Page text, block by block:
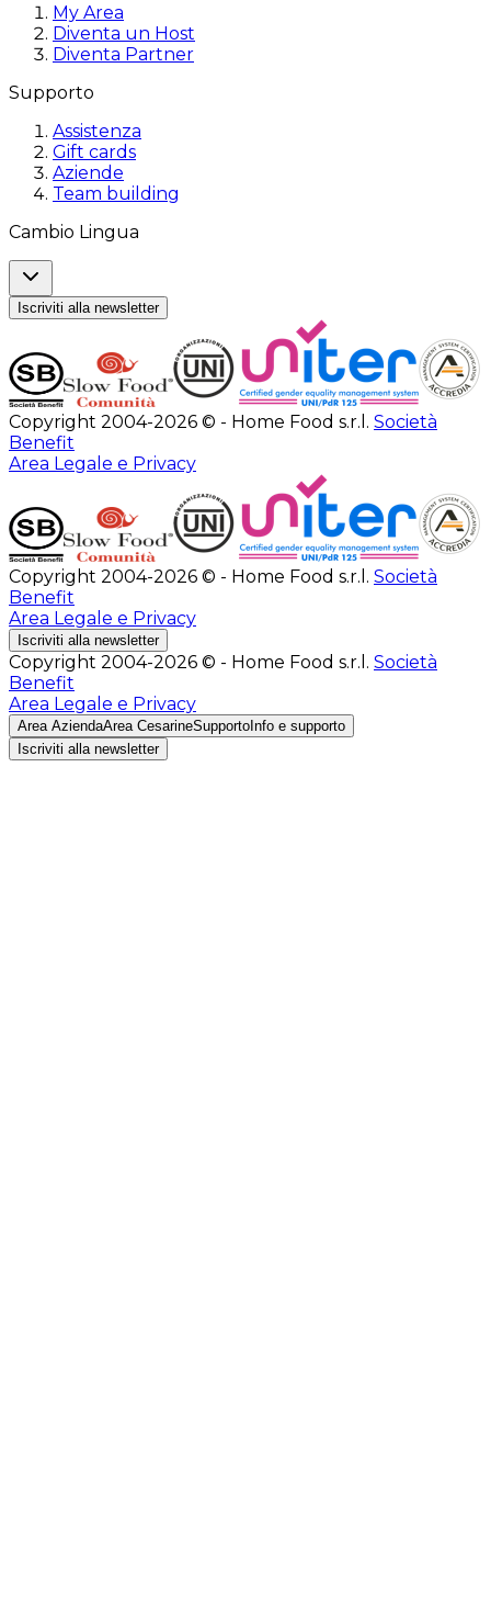
My Area
Diventa un Host
Diventa Partner
Supporto
Assistenza
Gift cards
Aziende
Team building
Cambio Lingua
Iscriviti alla newsletter
Copyright 2004-2026 © - Home Food s.r.l. Società
Benefit
Area Legale e Privacy
Copyright 2004-2026 © - Home Food s.r.l. Società
Benefit
Area Legale e Privacy
Iscriviti alla newsletter
Copyright 2004-2026 © - Home Food s.r.l. Società
Benefit
Area Legale e Privacy
Area AziendaArea CesarineSupporto Info e supporto
Iscriviti alla newsletter